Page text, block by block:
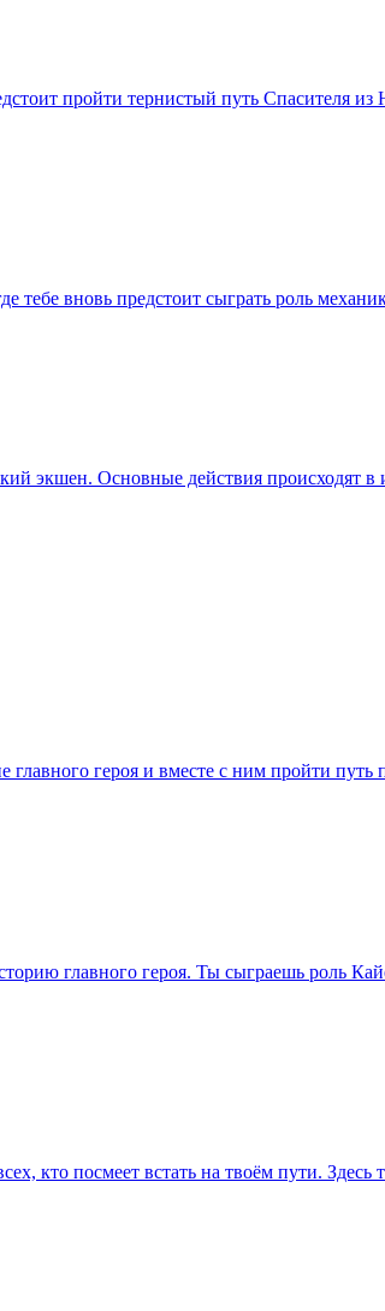
пройти тернистый путь Спасителя
тебе вновь предстоит сыграть роль
экшен. Основные действия происходят в
главного героя и вместе с ним пройти
главного героя. Ты сыграешь роль
кто посмеет встать на твоём пути.